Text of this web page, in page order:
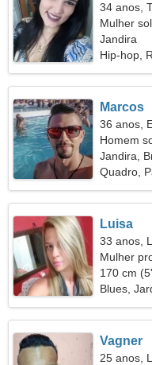
34 anos,
Mulher
Jandira
Hip-hop,
Marcos
36 anos,
Homem
Jandira,
Quadro,
Luisa
33 anos,
Mulher
170 cm
Blues,
Vagner
25 anos,